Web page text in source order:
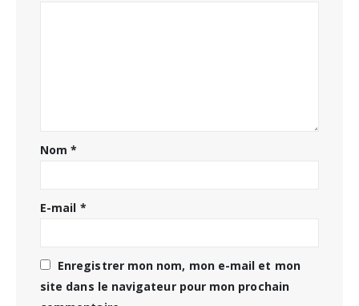
Nom*
E-mail *
Enregistrer mon nom, mon e-mail et mon
site dans le navigateur pour mon prochain